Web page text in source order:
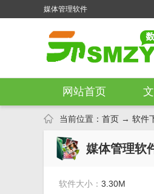
媒体管理软件
网站首页
当前位置： 首页 → 软件
媒体管理软
软件大小： 3.30M